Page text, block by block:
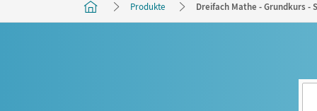
Produkte Dreifach Mathe - Grundkurs -